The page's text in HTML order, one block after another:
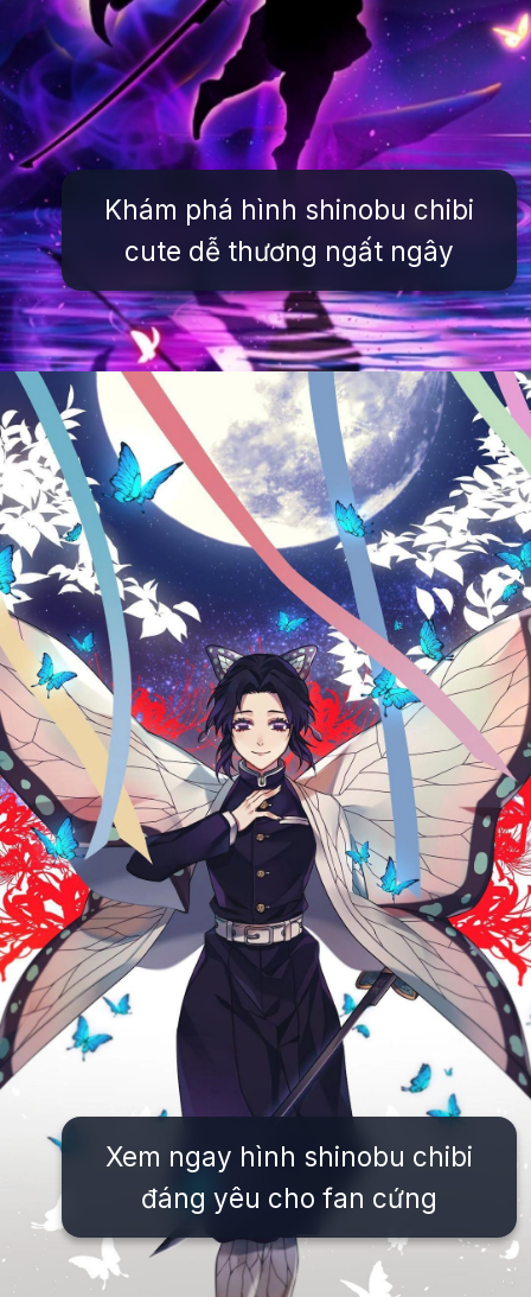
Khám phá hình shinobu chibi
cute dễ thương ngất ngây
Đang mở https://issiloo.edu.vn/shinobu-cute
Xem ngay hình shinobu chibi
đáng yêu cho fan cứng